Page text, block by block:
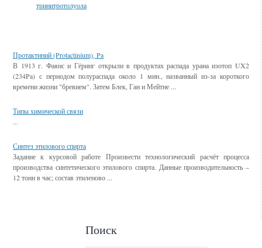
тринитротолуола
Протактиний (Protactinium), Pa
В 1913 г. Фаянс и Гёринг открыли в продуктах распада урана изотоп UX2
(234Pa) с периодом полураспада около 1 мин., названный из-за короткого
времени жизни "бревием". Затем Блек, Ган и Мейтне ...
Типы химической связи
...
Синтез этилового спирта
Задание к курсовой работе Произвести технологический расчёт процесса
производства синтетического этилового спирта. Данные производительность –
12 тонн в час; состав этиленово ...
Поиск